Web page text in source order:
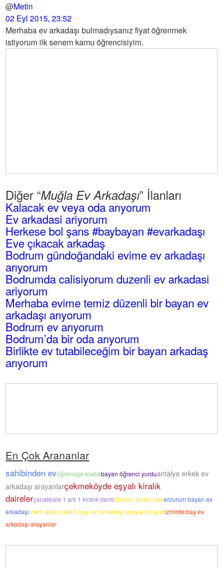
@Metin
02 Eyl 2015, 23:52
Merhaba ev arkadaşı bulmadıysanız fiyat öğrenmek
istiyorum ilk senem kamu öğrencisiyim.
Diğer “Muğla Ev Arkadaşı” İlanları
Kalacak ev veya oda arıyorum
Ev arkadasi ariyorum
Herkese bol şans #baybayan #evarkadaşı
Eve çıkacak arkadaş
Bodrum gündoğandaki evime ev arkadaşı
arıyorum
Bodrumda calisiyorum duzenli ev arkadasi
ariyorum
Merhaba evime temiz düzenli bir bayan ev
arkadaşı arıyorum
Bodrum ev arıyorum
Bodrum’da bir oda arıyorum
Birlikte ev tutabileceğim bir bayan arkadaş
arıyorum
En Çok Arananlar
sahibinden evöğrenciye kiralıkbayan öğrenci yurduantalya erkek ev
arkadaşı arayanlarçekmeköyde eşyalı kiralık
dairelerçanakkale 1 artı 1 kiralık dairedikmen apart uşakerzurum bayan ev
arkadaşıizmir alsancakta bay ev arkadaşı arayan bayanizmirde bay ev
arkadaşı arayanlar